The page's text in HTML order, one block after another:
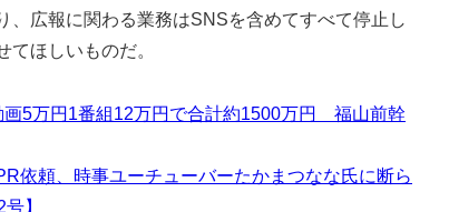
広報に関わる業務はSNSを含めてすべて停止し
ほしいものだ。
5万円1番組12万円で合計約1500万円 福山前幹
依頼、時事ユーチューバーたかまつなな氏に断ら
】